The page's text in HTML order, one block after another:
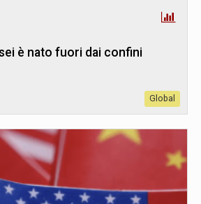
è nato fuori dai confini
Global